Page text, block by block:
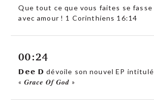
Que tout ce que vous faites se fasse
avec amour ! 1 Corinthiens 16:14
00:24
𝗗𝗲𝗲 𝗗 dévoile son nouvel EP intitulé
« 𝑮𝒓𝒂𝒄𝒆 𝑶𝒇 𝑮𝒐𝒅 »